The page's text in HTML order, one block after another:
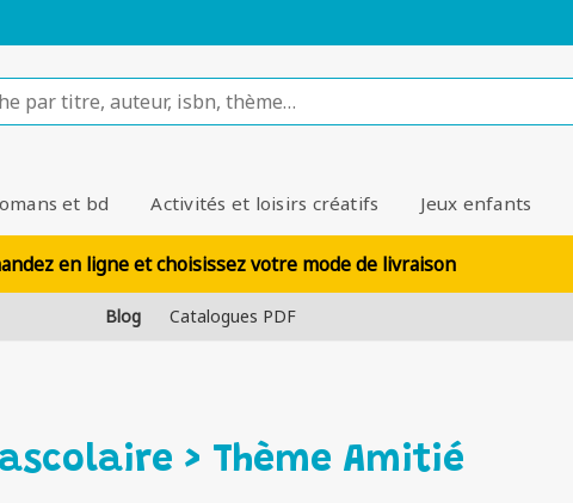
et bd Activités et loisirs créatifs Jeux enfants
en ligne et choisissez votre mode de livraison
Blog Catalogues PDF
> Thème Amitié